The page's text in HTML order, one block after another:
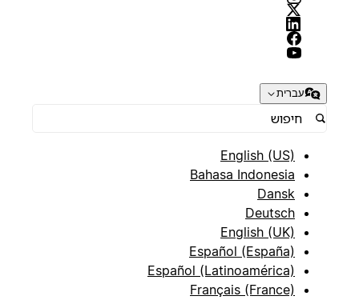
עברית
English (US)
Bahasa Indonesia
Dansk
Deutsch
English (UK)
Español (España)
Español (Latinoamérica)
Français (France)